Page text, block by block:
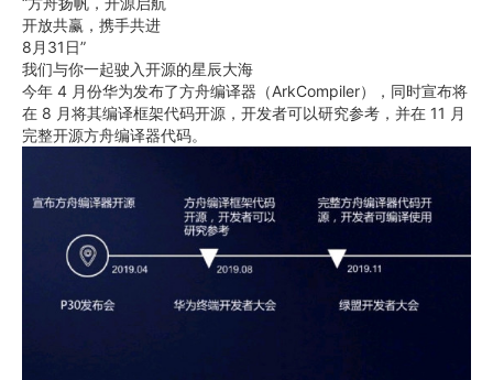
开放共赢，携手共进
8月31日”
我们与你一起驶入开源的星辰大海
今年 4 月份华为发布了方舟编译器（ArkCompiler），同时宣布将
在 8 月将其编译框架代码开源，开发者可以研究参考，并在 11 月
完整开源方舟编译器代码。